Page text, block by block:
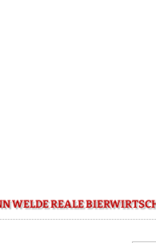
WELDE REALE